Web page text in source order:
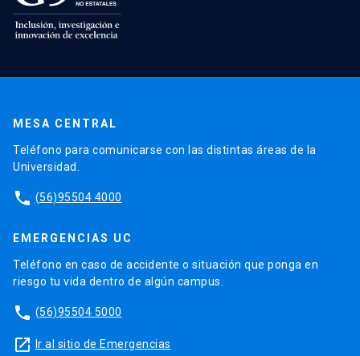
MESA CENTRAL
Teléfono para comunicarse con las distintas áreas de la
Universidad.
phone (56)95504 4000
EMERGENCIAS UC
Teléfono en caso de accidente o situación que ponga en
riesgo tu vida dentro de algún campus.
phone (56)95504 5000
launch Ir al sitio de Emergencias